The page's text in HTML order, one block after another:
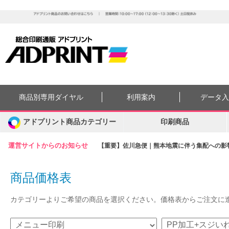
運営サイトからのお知らせ 【重要】佐川急便｜熊本地震に伴う集配への
商品別専用ダイヤル 利用案内 データ
アドプリント商品カテゴリー 印刷商品
商品価格表
カテゴリーよりご希望の商品を選択ください。価格表からご注文に